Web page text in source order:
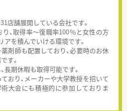
店舗展開している会社です。
、取得率～復職率100％と女性の方
アを積んでいける環境です。
剤師も配置しており、必要時のお休
す。
期休暇も取得可能です。
おり、メーカーや大学教授を招いて
大会にも積極的に参加しておりま